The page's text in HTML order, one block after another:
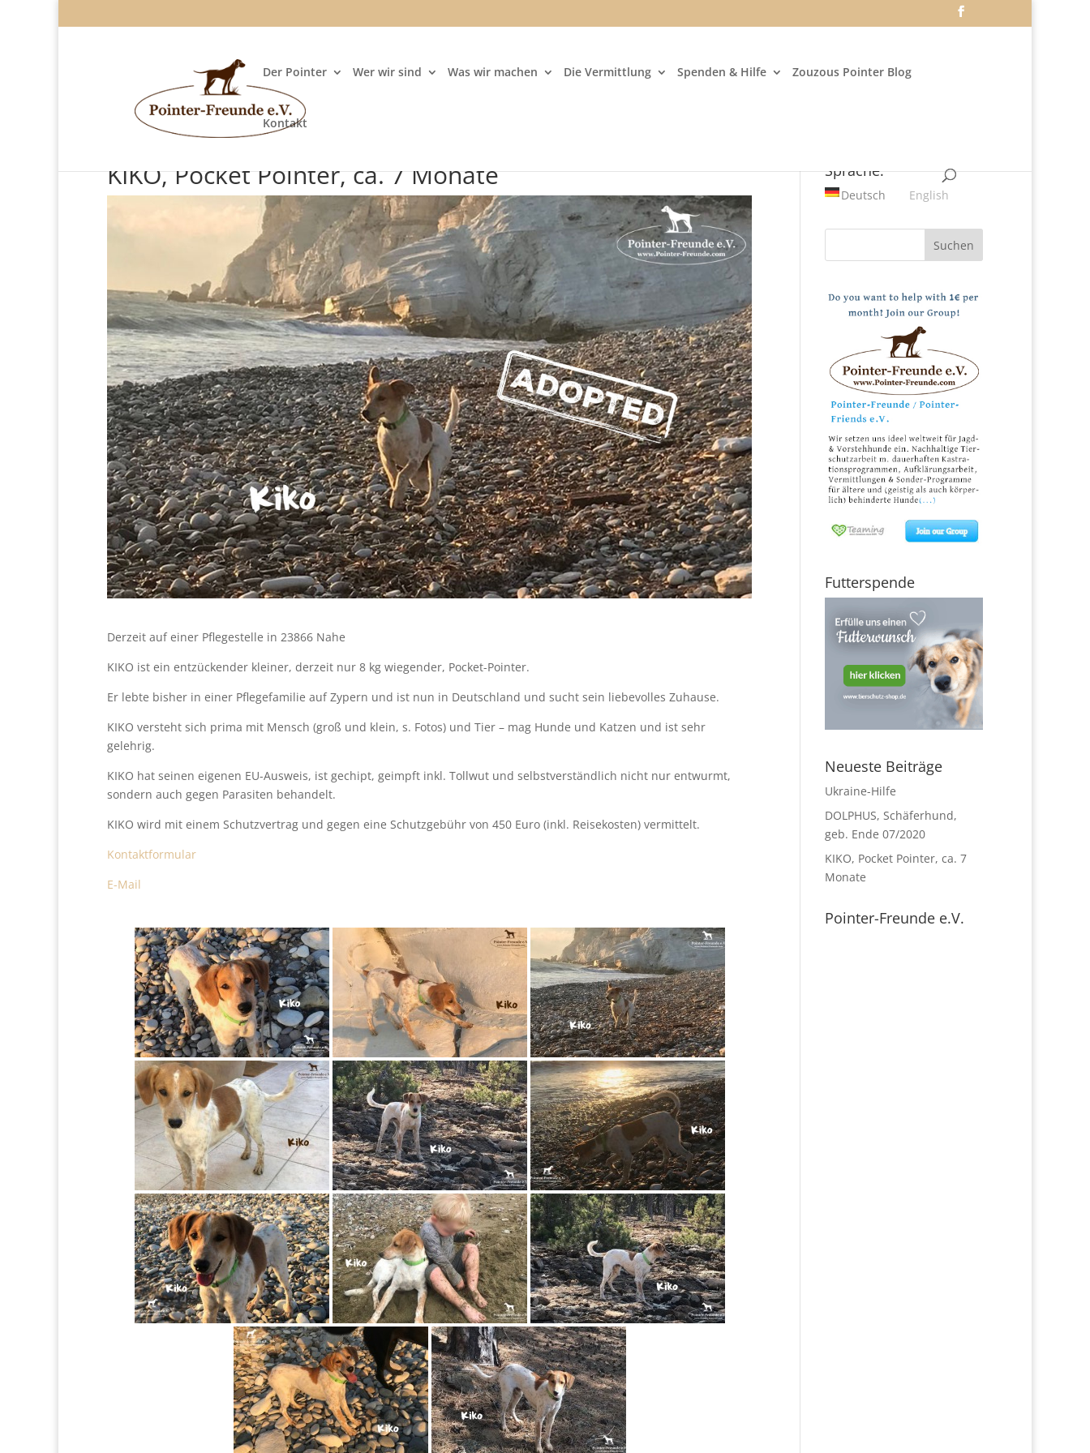
Der Pointer Wer wir sind Was wir machen Die Vermittlung Spenden & Hilfe Zouzous Pointer Blog
Kontakt
KIKO, Pocket Pointer, ca. 7 Monate
Derzeit auf einer Pflegestelle in 23866 Nahe
KIKO ist ein entzückender kleiner, derzeit nur 8 kg wiegender, Pocket-Pointer.
Er lebte bisher in einer Pflegefamilie auf Zypern und ist nun in Deutschland und sucht sein liebevolles Zuhause.
KIKO versteht sich prima mit Mensch (groß und klein, s. Fotos) und Tier – mag Hunde und Katzen und ist sehr
gelehrig.
KIKO hat seinen eigenen EU-Ausweis, ist gechipt, geimpft inkl. Tollwut und selbstverständlich nicht nur entwurmt,
sondern auch gegen Parasiten behandelt.
KIKO wird mit einem Schutzvertrag und gegen eine Schutzgebühr von 450 Euro (inkl. Reisekosten) vermittelt.
Kontaktformular
E-Mail
Sprache:
Deutsch English
Futterspende
Neueste Beiträge
Ukraine-Hilfe
DOLPHUS, Schäferhund,
geb. Ende 07/2020
KIKO, Pocket Pointer, ca. 7
Monate
Pointer-Freunde e.V.